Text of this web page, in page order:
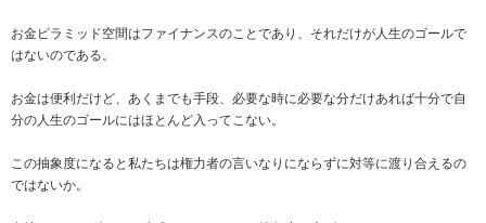
お金ピラミッド空間はファイナンスのことであり、それだけが人生のゴールで
はないのである。
お金は便利だけど、あくまでも手段、必要な時に必要な分だけあれば十分で自
分の人生のゴールにはほとんど入ってこない。
この抽象度になると私たちは権力者の言いなりにならずに対等に渡り合えるの
ではないか。